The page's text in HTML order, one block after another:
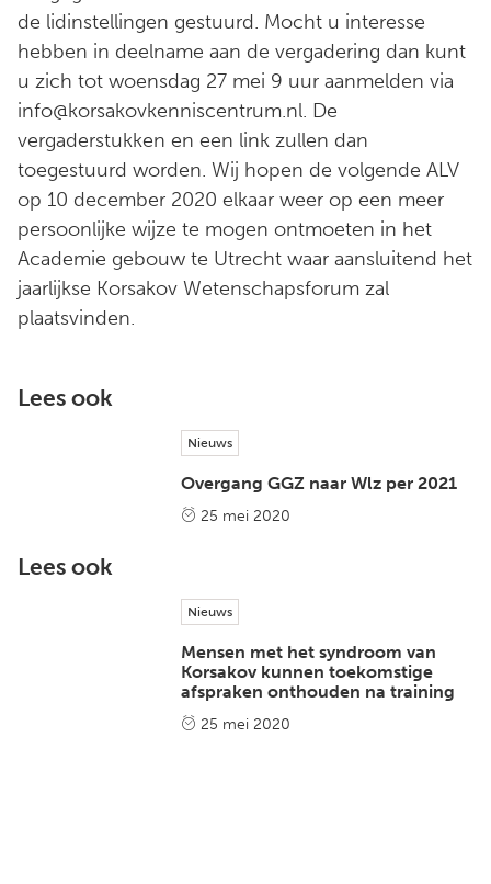
de lidinstellingen gestuurd. Mocht u interesse
hebben in deelname aan de vergadering dan kunt
u zich tot woensdag 27 mei 9 uur aanmelden via
info@korsakovkenniscentrum.nl. De
vergaderstukken en een link zullen dan
toegestuurd worden. Wij hopen de volgende ALV
op 10 december 2020 elkaar weer op een meer
persoonlijke wijze te mogen ontmoeten in het
Academie gebouw te Utrecht waar aansluitend het
jaarlijkse Korsakov Wetenschapsforum zal
plaatsvinden.
Lees ook
Nieuws
Overgang GGZ naar Wlz per 2021
25 mei 2020
Lees ook
Nieuws
Mensen met het syndroom van
Korsakov kunnen toekomstige
afspraken onthouden na training
25 mei 2020